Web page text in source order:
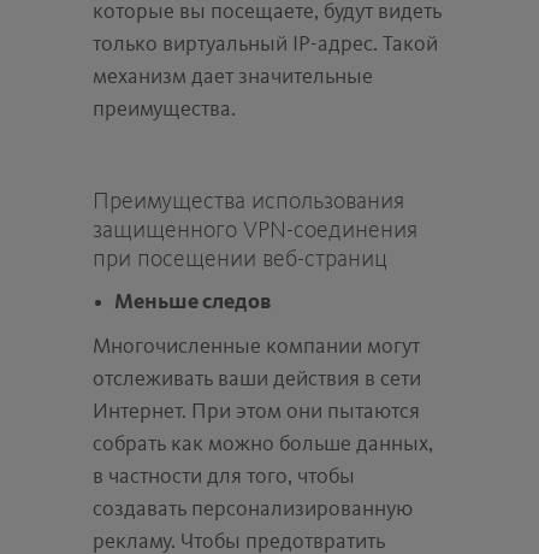
которые вы посещаете, будут видеть
только виртуальный IP-адрес. Такой
механизм дает значительные
преимущества.
Преимущества использования
защищенного VPN-соединения
при посещении веб-страниц
Меньше следов
Многочисленные компании могут
отслеживать ваши действия в сети
Интернет. При этом они пытаются
собрать как можно больше данных,
в частности для того, чтобы
создавать персонализированную
рекламу. Чтобы предотвратить